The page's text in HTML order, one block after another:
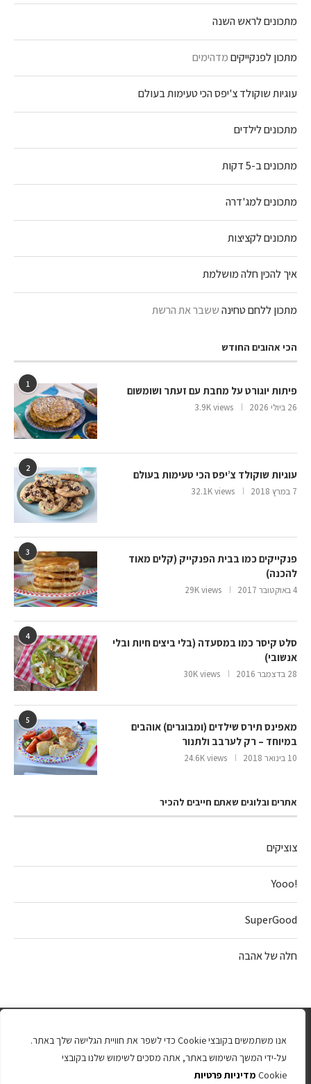
אנו משתמשים בקובצי Cookie כדי לשפר את חוויית הגלישה שלך באתר.
על-ידי המשך השימוש באתר, אתה מסכים לשימוש שלנו בקובצי
Cookie מדיניות פרטיות
מתכונים לראש השנה
מתכון לפנקייקיםמדהימים
עוגיות שוקולד צ'יפס הכי טעימות בעולם
מתכונים לילדים
מתכונים ב-5 דקות
מתכונים למג'דרה
מתכונים לקציצות
איך להכין חלה מושלמת
מתכון ללחם טחינהששבר את הרשת
הכי אהובים החודש
1
פיתות יוגורט על מחבת עם זעתר ושומשום
26 ביולי 2026 3.9K views
2
עוגיות שוקולד צ’יפס הכי טעימות בעולם
7 במרץ 2018 32.1K views
3
פנקייקים כמו בבית הפנקייק (קלים מאוד
להכנה)
4 באוקטובר 2017 29K views
4
סלט קיסר כמו במסעדה (בלי ביצים חיות ובלי
אנשובי)
28 בדצמבר 2016 30K views
5
מאפינס תירס שילדים (ומבוגרים) אוהבים
במיוחד – רק לערבב ולתנור
10 בינואר 2018 24.6K views
אתרים ובלוגים שאתם חייבים להכיר
צוציקים
!Yooo
SuperGood
חלה של אהבה